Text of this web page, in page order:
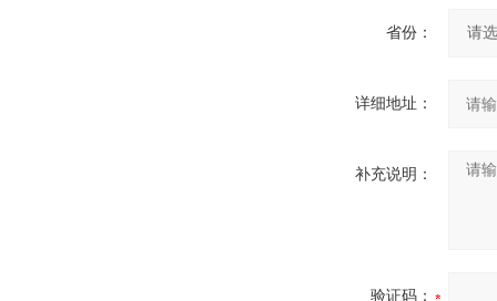
省份：
详细地址：
补充说明：
验证码：